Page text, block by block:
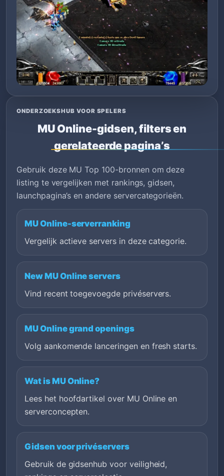
ONDERZOEKSHUB VOOR SPELERS
MU Online-gidsen, filters en
gerelateerde pagina’s
Gebruik deze MU Top 100-bronnen om deze
listing te vergelijken met rankings, gidsen,
launchpagina’s en andere servercategorieën.
MU Online-serverranking
Vergelijk actieve servers in deze categorie.
New MU Online servers
Vind recent toegevoegde privéservers.
MU Online grand openings
Volg aankomende lanceringen en fresh starts.
Wat is MU Online?
Lees het hoofdartikel over MU Online en
serverconcepten.
Gidsen voor privéservers
Gebruik de gidsenhub voor veiligheid,